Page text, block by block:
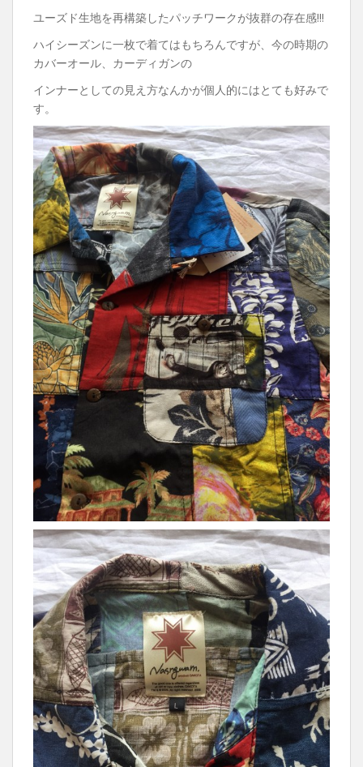
ユーズド生地を再構築したパッチワークが抜群の存在感!!!
ハイシーズンに一枚で着てはもちろんですが、今の時期の
カバーオール、カーディガンの
インナーとしての見え方なんかが個人的にはとても好みで
す。